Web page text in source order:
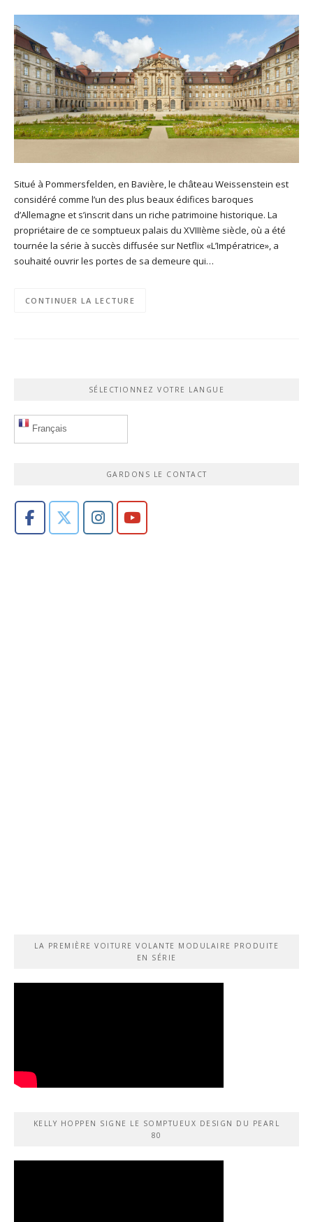
Situé à Pommersfelden, en Bavière, le château Weissenstein est
considéré comme l’un des plus beaux édifices baroques
d’Allemagne et s’inscrit dans un riche patrimoine historique. La
propriétaire de ce somptueux palais du XVIIIème siècle, où a été
tournée la série à succès diffusée sur Netflix «L’Impératrice», a
souhaité ouvrir les portes de sa demeure qui…
CONTINUER LA LECTURE
SÉLECTIONNEZ VOTRE LANGUE
Français
GARDONS LE CONTACT
LA PREMIÈRE VOITURE VOLANTE MODULAIRE PRODUITE
EN SÉRIE
KELLY HOPPEN SIGNE LE SOMPTUEUX DESIGN DU PEARL
80